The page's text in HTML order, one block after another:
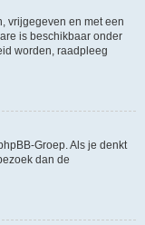
vrijgegeven en met een
is beschikbaar onder
worden, raadpleeg
Groep. Als je denkt
dan de